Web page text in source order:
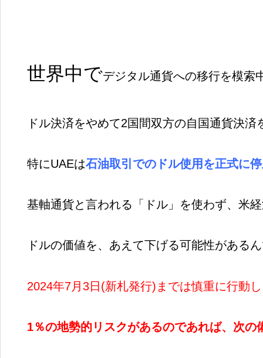
世界中でデジタル通貨への移行を模索
ドル決済をやめて2国間双方の自国通貨決済
特にUAEは石油取引でのドル使用を正式に
基軸通貨と言われる「ドル」を使わず、米
ドルの価値を、あえて下げる可能性がある
2024年7月3日(新札発行)までは慎重に行動
1％の地勢的リスクがあるのであれば、次の